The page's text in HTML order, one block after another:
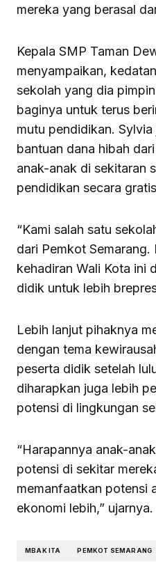
mereka yang berasal
Kepala SMP Taman
menyampaikan,
sekolah yang dia
baginya untuk terus
mutu pendidikan.
bantuan dana hibah
anak-anak di sekitaran
pendidikan secara
“Kami salah satu
dari Pemkot
kehadiran Wali Kota ini
didik untuk lebih
Lebih lanjut pihaknya
dengan tema
peserta didik setelah
diharapkan juga lebih
potensi di lingkungan
“Harapannya anak-
potensi di sekitar
memanfaatkan potensi
ekonomi lebih,” ujarnya.
MBAK ITA PEMKOT SEMARANG